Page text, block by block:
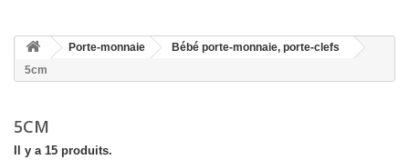
Porte-monnaie
Bébé porte-monnaie, porte-clefs
5cm
5CM
Il y a 15 produits.